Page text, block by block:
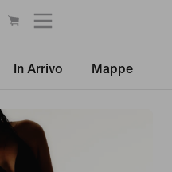
In Arrivo Mappe